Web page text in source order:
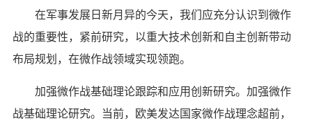
在军事发展日新月异的今天，我们应充分认识到微作
战的重要性，紧前研究，以重大技术创新和自主创新带动
布局规划，在微作战领域实现领跑。
加强微作战基础理论跟踪和应用创新研究。加强微作
战基础理论研究。当前，欧美发达国家微作战理念超前，